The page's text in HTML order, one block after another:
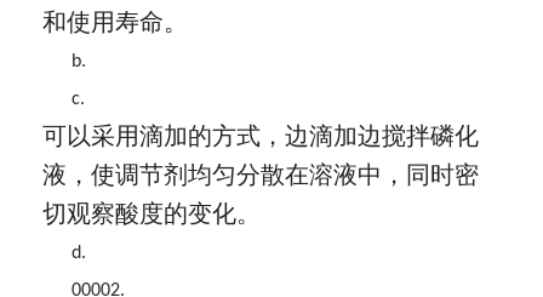
和使用寿命。
b.
c.
可以采用滴加的方式，边滴加边搅拌磷化
液，使调节剂均匀分散在溶液中，同时密
切观察酸度的变化。
d.
00002.